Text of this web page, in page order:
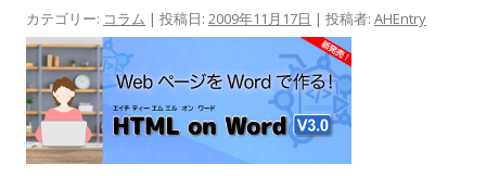
カテゴリー: コラム | 投稿日: 2009年11月17日 | 投稿者: AHEntry